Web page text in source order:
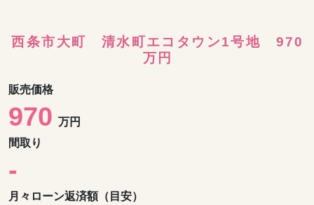
西条市大町 清水町エコタウン1号地 970
万円
販売価格
970 万円
間取 り
-
月々ローン返済額（目安）